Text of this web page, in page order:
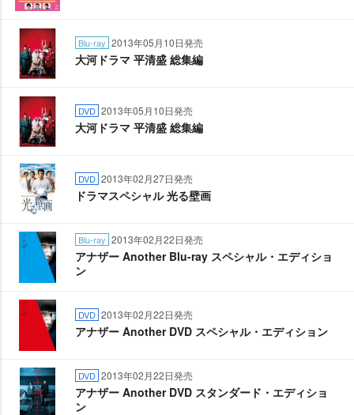
Blu-ray 2013年05月10日発売
大河ドラマ 平清盛 総集編
DVD 2013年05月10日発売
大河ドラマ 平清盛 総集編
DVD 2013年02月27日発売
ドラマスペシャル 光る壁画
Blu-ray 2013年02月22日発売
アナザー Another Blu-ray スペシャル・エディショ
ン
DVD 2013年02月22日発売
アナザー Another DVD スペシャル・エディション
DVD 2013年02月22日発売
アナザー Another DVD スタンダード・エディショ
ン